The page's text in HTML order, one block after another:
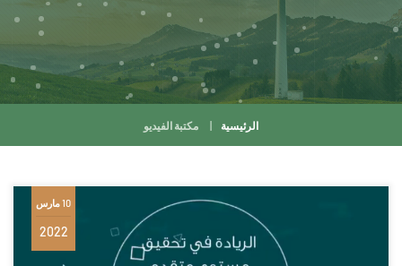
الرئيسية مكتبة الفيديو
10 مارس
2022